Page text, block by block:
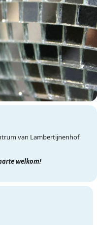
van Lambertijnenhof
welkom!